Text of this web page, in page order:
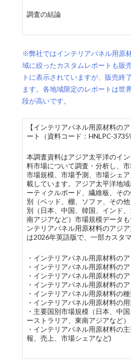
調査の結論
※弊社ではインテリアパネル用原
域に絞ったカスタムレポートも販
トに表示されていますが、販売終
ます。各地域限定のレポートは世
段が高いです。
【インテリアパネル用原材料の
ート（資料コード：HNLPC-
本調査資料はアジア太平洋のイ
料市場について調査・分析し、市
市場規模、市場予測、市場シェ
載しています。アジア太平洋地
ーティクルボード、繊維板、そ
別（ベッド、棚、ソファ、その
別（日本、中国、韓国、インド
南アジアなど）市場規模データ
ンテリアパネル用原材料のアジ
は2026年英語版で、一部カスタ
・インテリアパネル用原材料の
・インテリアパネル用原材料の
・インテリアパネル用原材料の
・インテリアパネル用原材料の
・インテリアパネル用原材料の
・インテリアパネル用原材料の
・主要国別市場規模（日本、中
ーストラリア、東南アジアなど）
・インテリアパネル用原材料の
報、売上、市場シェアなど)